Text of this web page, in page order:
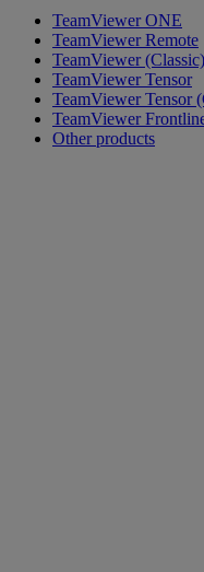
TeamViewer ONE
TeamViewer Remote
TeamViewer (Classic)
TeamViewer Tensor
TeamViewer Tensor
TeamViewer
Other products